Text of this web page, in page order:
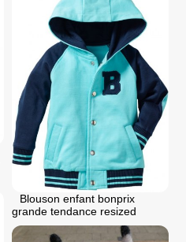
Blouson enfant bonprix
grande tendance resized